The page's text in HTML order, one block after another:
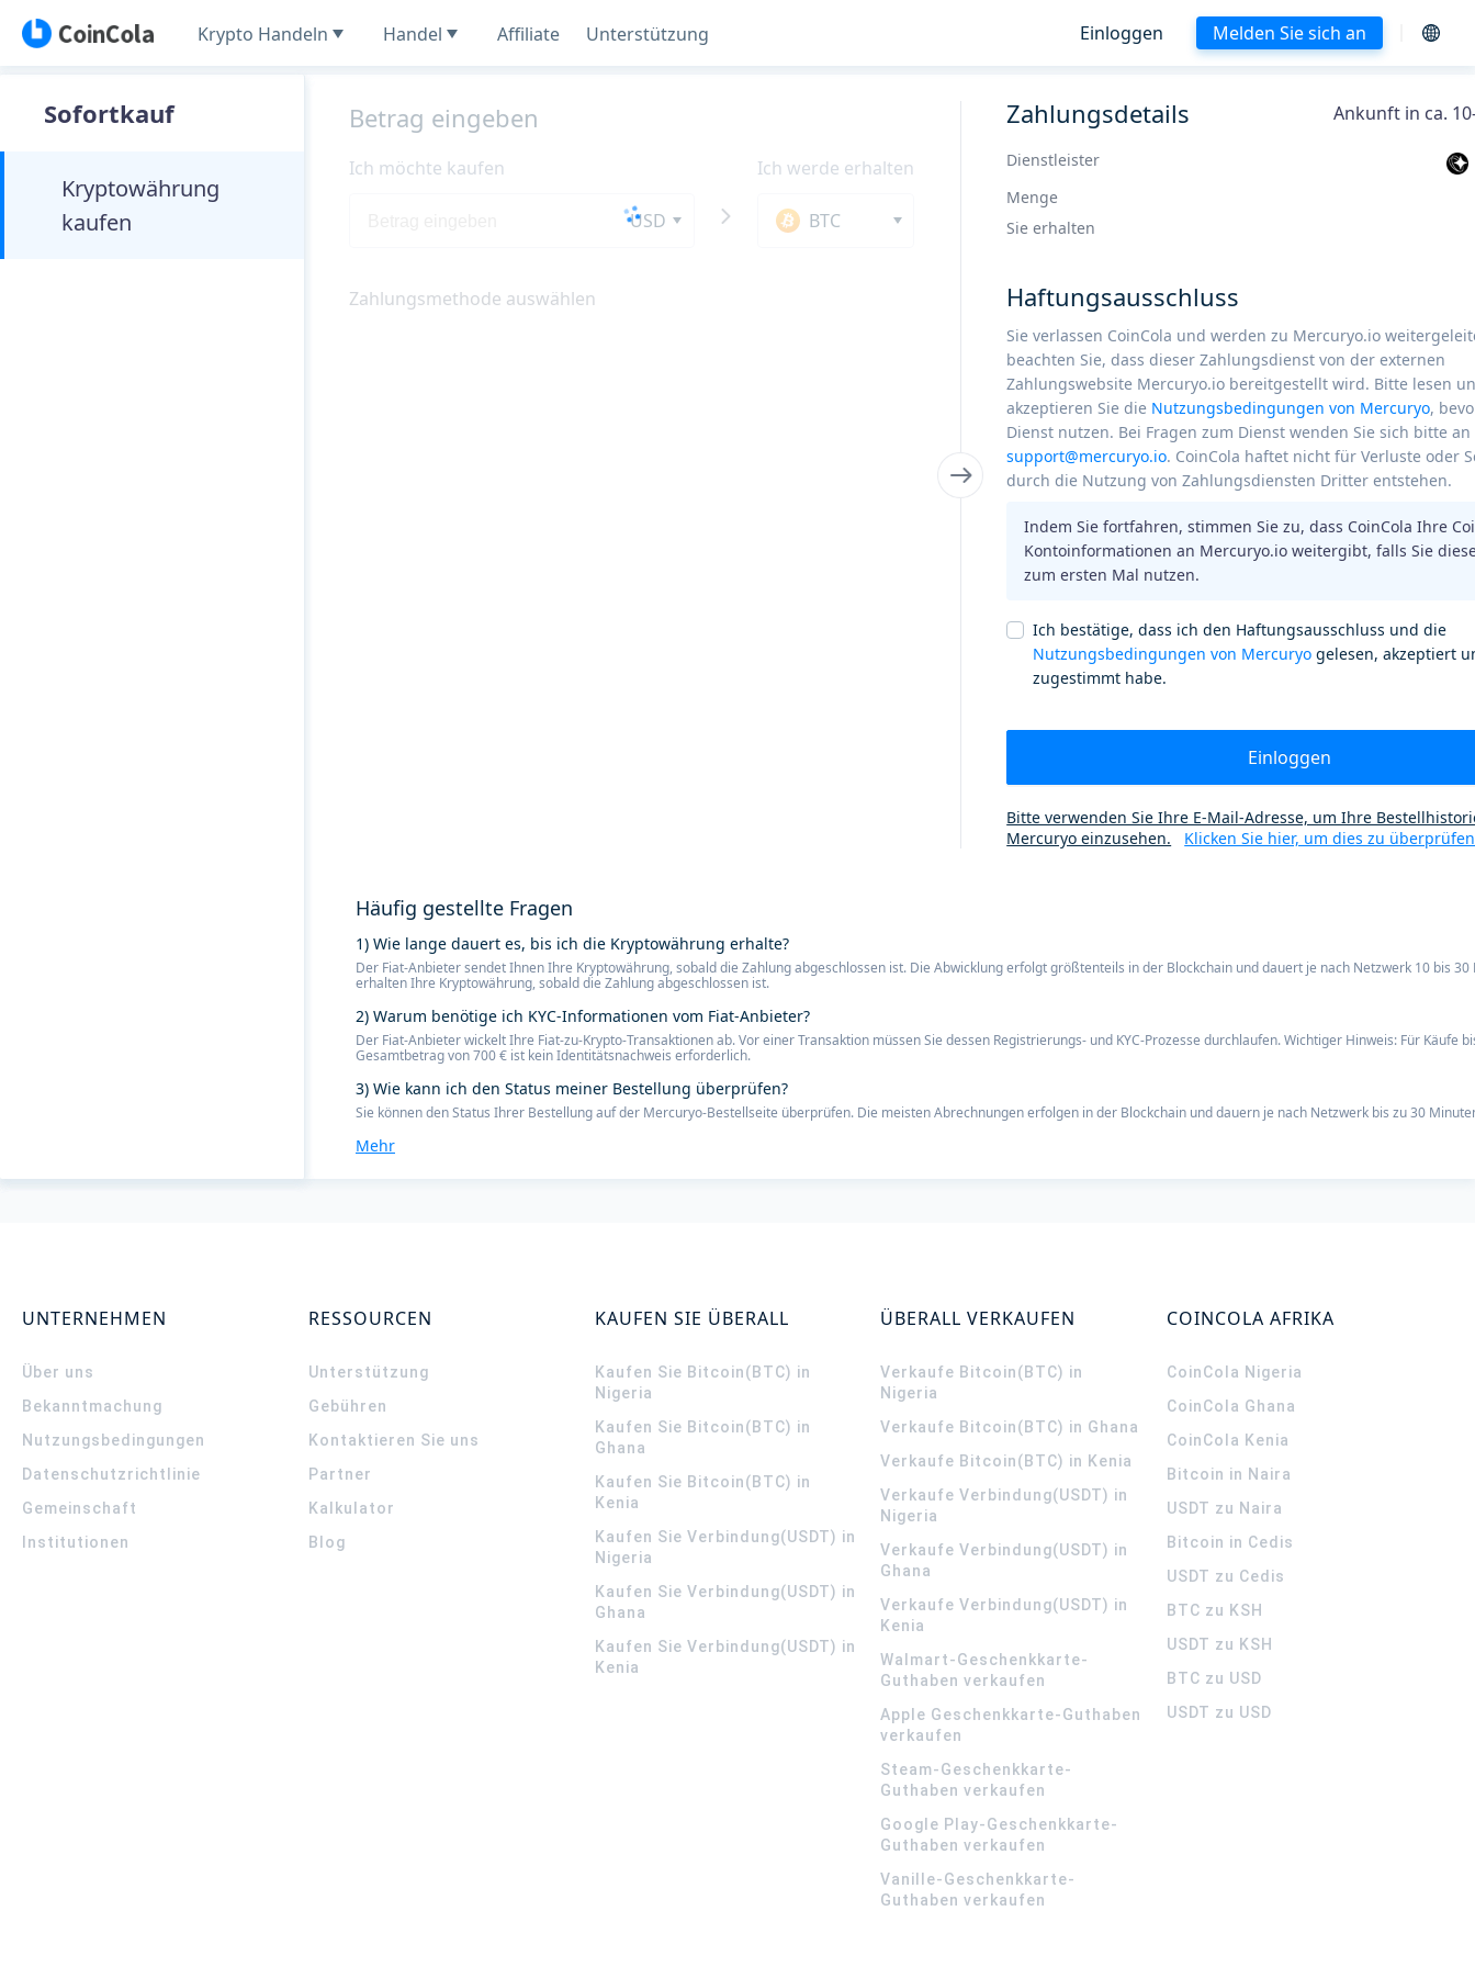
Krypto Handeln Handel Affiliate Unterstützung Einloggen Melden Sie sich an
Sofortkauf
Kryptowährung
kaufen
Betrag eingeben
Ich möchte kaufen
USD
Ich werde erhalten
BTC
Zahlungsmethode auswählen
Zahlungsdetails Ankunft in ca.
Dienstleister
Menge
Sie erhalten
Haftungsausschluss
Sie verlassen CoinCola und werden zu Mercuryo.io
beachten Sie, dass dieser Zahlungsdienst von der externen
Zahlungswebsite Mercuryo.io bereitgestellt wird. Bitte lesen
akzeptieren Sie die Nutzungsbedingungen von Mercuryo,
Dienst nutzen. Bei Fragen zum Dienst wenden Sie sich bitte an
support@mercuryo.io. CoinCola haftet nicht für Verluste oder
durch die Nutzung von Zahlungsdiensten Dritter entstehen.
Indem Sie fortfahren, stimmen Sie zu, dass CoinCola Ihre
Kontoinformationen an Mercuryo.io weitergibt, falls Sie
zum ersten Mal nutzen.
Ich bestätige, dass ich den Haftungsausschluss und die
Nutzungsbedingungen von Mercuryo gelesen, akzeptiert
zugestimmt habe.
Einloggen
Bitte verwenden Sie Ihre E-Mail-Adresse, um Ihre
Mercuryo einzusehen.
Klicken Sie hier, um dies zu
Häufig gestellte Fragen
1) Wie lange dauert es, bis ich die Kryptowährung erhalte?
Der Fiat-Anbieter sendet Ihnen Ihre Kryptowährung, sobald die Zahlung abgeschlossen ist. Die Abwicklung erfolgt größtenteils in der Blockchain und dauert je nach Netzwerk 10 bis 30
erhalten Ihre Kryptowährung, sobald die Zahlung abgeschlossen ist.
2) Warum benötige ich KYC-Informationen vom Fiat-Anbieter?
Der Fiat-Anbieter wickelt Ihre Fiat-zu-Krypto-Transaktionen ab. Vor einer Transaktion müssen Sie dessen Registrierungs- und KYC-Prozesse durchlaufen. Wichtiger Hinweis: Für Käufe
Gesamtbetrag von 700 € ist kein Identitätsnachweis erforderlich.
3) Wie kann ich den Status meiner Bestellung überprüfen?
Sie können den Status Ihrer Bestellung auf der Mercuryo-Bestellseite überprüfen. Die meisten Abrechnungen erfolgen in der Blockchain und dauern je nach Netzwerk bis zu 30
Mehr
UNTERNEHMEN
Über uns
Bekanntmachung
Nutzungsbedingungen
Datenschutzrichtlinie
Gemeinschaft
Institutionen
RESSOURCEN
Unterstützung
Gebühren
Kontaktieren Sie uns
Partner
Kalkulator
Blog
KAUFEN SIE ÜBERALL
Kaufen Sie Bitcoin(BTC) in
Nigeria
Kaufen Sie Bitcoin(BTC) in
Ghana
Kaufen Sie Bitcoin(BTC) in
Kenia
Kaufen Sie Verbindung(USDT) in
Nigeria
Kaufen Sie Verbindung(USDT) in
Ghana
Kaufen Sie Verbindung(USDT) in
Kenia
ÜBERALL VERKAUFEN
Verkaufe Bitcoin(BTC) in
Nigeria
Verkaufe Bitcoin(BTC) in Ghana
Verkaufe Bitcoin(BTC) in Kenia
Verkaufe Verbindung(USDT) in
Nigeria
Verkaufe Verbindung(USDT) in
Ghana
Verkaufe Verbindung(USDT) in
Kenia
Walmart-Geschenkkarte-
Guthaben verkaufen
Apple Geschenkkarte-Guthaben
verkaufen
Steam-Geschenkkarte-
Guthaben verkaufen
Google Play-Geschenkkarte-
Guthaben verkaufen
Vanille-Geschenkkarte-
Guthaben verkaufen
COINCOLA AFRIKA
CoinCola Nigeria
CoinCola Ghana
CoinCola Kenia
Bitcoin in Naira
USDT zu Naira
Bitcoin in Cedis
USDT zu Cedis
BTC zu KSH
USDT zu KSH
BTC zu USD
USDT zu USD